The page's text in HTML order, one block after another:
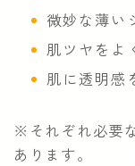
微妙な薄い
肌ツヤをよ
肌に透明感
※それぞれ必要
あります。